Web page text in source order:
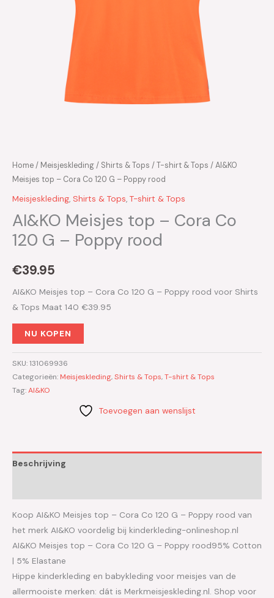
Home/ Meisjeskleding/ Shirts & Tops /T-shirt & Tops / AI&KO
Meisjes top – Cora Co 120 G – Poppy rood
Meisjeskleding, Shirts & Tops, T-shirt & Tops
AI&KO Meisjes top – Cora Co
120 G – Poppy rood
€39.95
AI&KO Meisjes top – Cora Co 120 G – Poppy rood voor Shirts
& Tops Maat 140 €39.95
NU KOPEN
SKU:131069936
Categorieën: Meisjeskleding,Shirts & Tops,T-shirt & Tops
Tag:AI&KO
Toevoegen aan wenslijst
Beschrijving
Koop AI&KO Meisjes top – Cora Co 120 G – Poppy rood van
het merk AI&KO voordelig bij kinderkleding-onlineshop.nl
AI&KO Meisjes top – Cora Co 120 G – Poppy rood95% Cotton
| 5% Elastane
Hippe kinderkleding en babykleding voor meisjes van de
allermooiste merken: dát is Merkmeisjeskleding.nl. Shop voor